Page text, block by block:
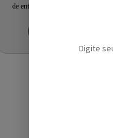
de entrega.
Digite